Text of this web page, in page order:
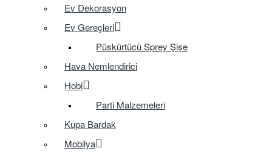
Ev Dekorasyon
Ev Gereçleri
Püskürtücü Sprey Şişe
Hava Nemlendirici
Hobi
Parti Malzemeleri
Kupa Bardak
Mobilya